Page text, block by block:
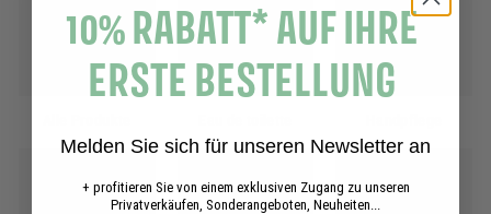
10% RABATT* AUF IHRE
ERSTE BESTELLUNG
Melden Sie sich für unseren Newsletter an
+ profitieren Sie von einem exklusiven Zugang zu unseren
Privatverkäufen, Sonderangeboten, Neuheiten...